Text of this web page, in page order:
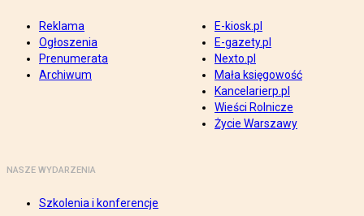
Reklama
Ogłoszenia
Prenumerata
Archiwum
E-kiosk.pl
E-gazety.pl
Nexto.pl
Mała księgowość
Kancelarierp.pl
Wieści Rolnicze
Życie Warszawy
NASZE WYDARZENIA
Szkolenia i konferencje